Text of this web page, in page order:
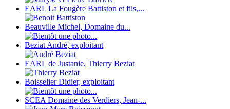
EARL La Fougère Battiston et fils,...
Beauville Michel, Domaine du...
Beziat André, exploitant
EARL de Justanie, Thierry Beziat
Boisselier Didier, exploitant
SCEA Domaine des Verdiers, Jean-...